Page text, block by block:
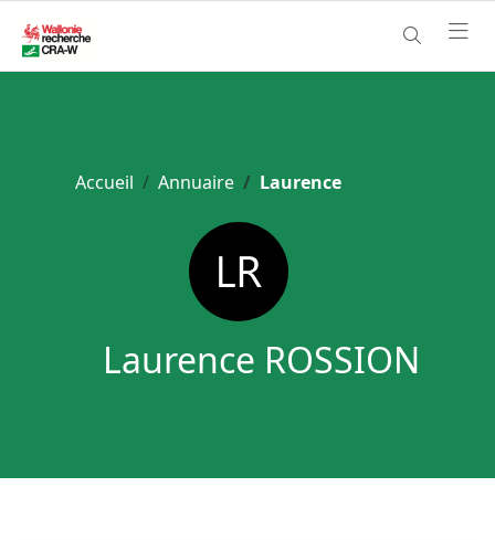
Accueil Annuaire Laurence
Laurence ROSSION